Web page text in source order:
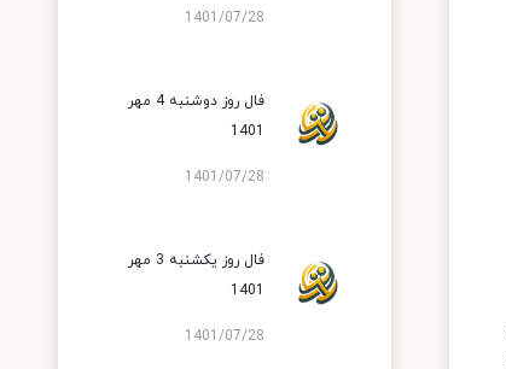
1401/07/28
فال روز دوشنبه 4 مهر
1401
1401/07/28
فال روز یکشنبه 3 مهر
1401
1401/07/28